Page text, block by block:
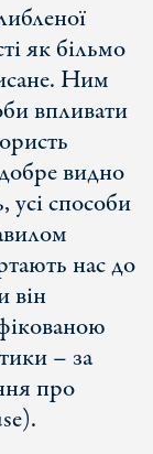
як більмо
Ним
впливати
видно
способи
нас до
він
– за
про